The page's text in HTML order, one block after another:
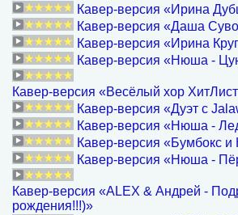
Кавер-версия «Ирина
Кавер-версия «Даша
Кавер-версия «Ирина
Кавер-версия «Нюша -
Кавер-версия «Весёлый хор
Кавер-версия «Дуэт с
Кавер-версия «Нюша -
Кавер-версия «Бумбокс
Кавер-версия «Нюша -
Кавер-версия «ALEX & Андрей -
рождения!!!)»